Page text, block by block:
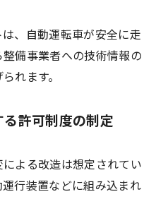
、自動運転車が安全に走
備事業者への技術情報の
れます。
許可制度の制定
よる改造は想定されてい
行装置などに組み込まれ